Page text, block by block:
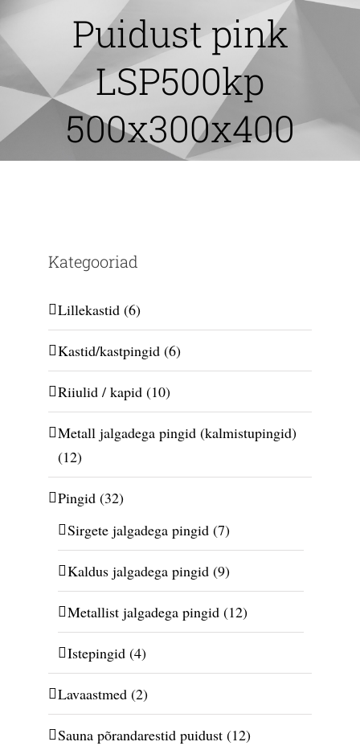
to
content
Puidust pink
LSP500kp
500x300x400
Kategooriad
Lillekastid (6)
Kastid/kastpingid (6)
Riiulid / kapid (10)
Metall jalgadega pingid (kalmistupingid)
(12)
Pingid (32)
Sirgete jalgadega pingid (7)
Kaldus jalgadega pingid (9)
Metallist jalgadega pingid (12)
Istepingid (4)
Lavaastmed (2)
Sauna põrandarestid puidust (12)